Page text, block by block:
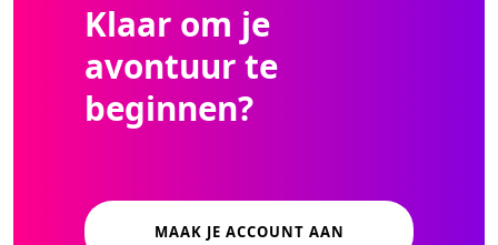
Klaar om je
avontuur te
beginnen?
MAAK JE ACCOUNT AAN